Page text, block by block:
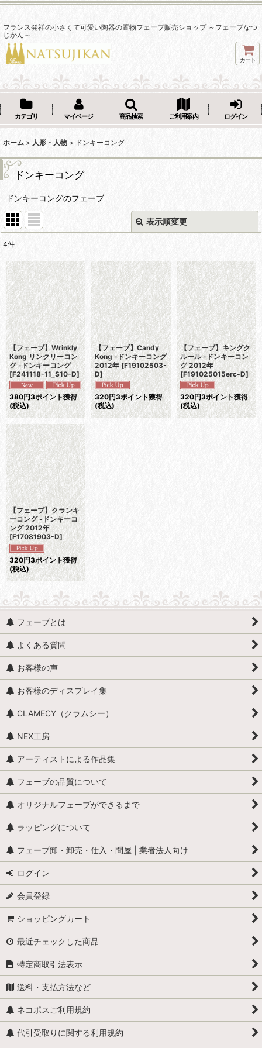
フランス発祥の小さくて可愛い陶器の置物フェーブ販売ショップ ～フェーブなつ
じかん～
カート
カテゴリ マイページ 商品検索 ご利用案内 ログイン
ホーム > 人形・人物 > ドンキーコング
ドンキーコング
ドンキーコングのフェーブ
表示順変更
並び順:
絞り込む
4件
【フェーブ】Wrinkly
Kong リンクリーコン
グ -ドンキーコング
[F241118-11_S10-D]
380円3ポイント獲得
(税込)
【フェーブ】Candy
Kong -ドンキーコング
2012年 [F19102503-
D]
320円3ポイント獲得
(税込)
【フェーブ】キングク
ルール -ドンキーコン
グ 2012年
[F191025015erc-D]
320円3ポイント獲得
(税込)
【フェーブ】クランキ
ーコング -ドンキーコ
ング 2012年
[F17081903-D]
320円3ポイント獲得
(税込)
フェーブとは
よくある質問
お客様の声
お客様のディスプレイ集
CLAMECY（クラムシー）
NEX工房
アーティストによる作品集
フェーブの品質について
オリジナルフェーブができるまで
ラッピングについて
フェーブ卸・卸売・仕入・問屋 | 業者法人向け
ログイン
会員登録
ショッピングカート
最近チェックした商品
特定商取引法表示
送料・支払方法など
ネコポスご利用規約
代引受取りに関する利用規約